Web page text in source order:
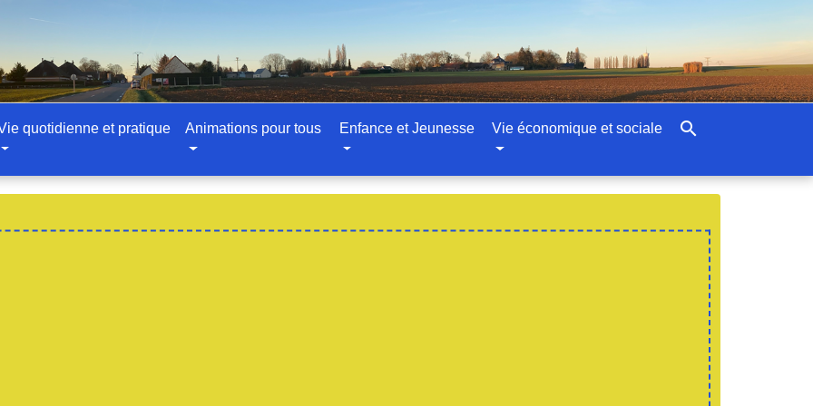
quotidienne et pratique Animations pour tous Enfance et Jeunesse Vie économique et sociale search